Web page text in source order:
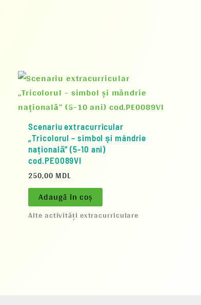
Scenariu extracurricular
„Tricolorul – simbol și mândrie
națională” (5-10 ani)
cod.PE0089VI
250,00 MDL
Adaugă în coș
Alte activități extracurriculare